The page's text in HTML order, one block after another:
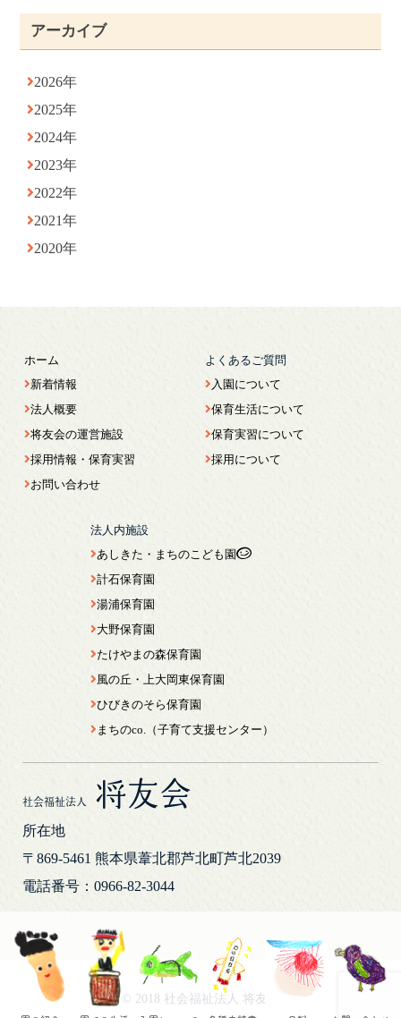
アーカイブ
2026年
2025年
2024年
2023年
2022年
2021年
2020年
社会福祉法人 将友会
所在地
〒869-5461 熊本県葦北郡芦北町芦北2039
電話番号：0966-82-3044
ホーム
新着情報
法人概要
将友会の運営施設
採用情報・保育実習
お問い合わせ
よくあるご質問
入園について
保育生活について
保育実習について
採用について
法人内施設
あしきた・まちのこども園
計石保育園
湯浦保育園
大野保育園
たけやまの森保育園
風の丘・上大岡東保育園
ひびきのそら保育園
まちのco.（子育て支援センター）
© 2018 社会福祉法人 将友会